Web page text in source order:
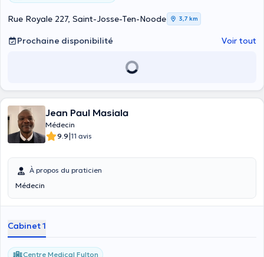
Rue Royale 227, Saint-Josse-Ten-Noode 3,7 km
Prochaine disponibilité Voir tout
Jean Paul Masiala
Médecin
9.9|11 avis
À propos du praticien
Médecin
Cabinet 1
Centre Medical Fulton